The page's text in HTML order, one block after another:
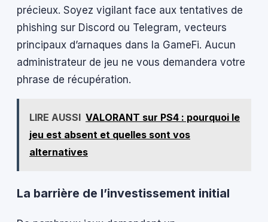
précieux. Soyez vigilant face aux tentatives de
phishing sur Discord ou Telegram, vecteurs
principaux d’arnaques dans la GameFi. Aucun
administrateur de jeu ne vous demandera votre
phrase de récupération.
LIRE AUSSI VALORANT sur PS4 : pourquoi le
jeu est absent et quelles sont vos
alternatives
La barrière de l’investissement initial